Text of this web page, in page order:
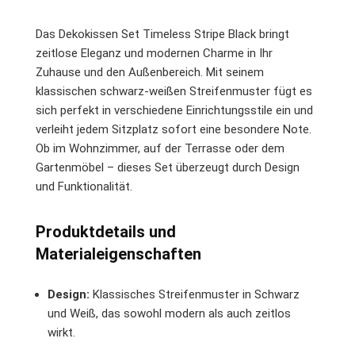
Das Dekokissen Set Timeless Stripe Black bringt
zeitlose Eleganz und modernen Charme in Ihr
Zuhause und den Außenbereich. Mit seinem
klassischen schwarz-weißen Streifenmuster fügt es
sich perfekt in verschiedene Einrichtungsstile ein und
verleiht jedem Sitzplatz sofort eine besondere Note.
Ob im Wohnzimmer, auf der Terrasse oder dem
Gartenmöbel – dieses Set überzeugt durch Design
und Funktionalität.
Produktdetails und
Materialeigenschaften
Design: Klassisches Streifenmuster in Schwarz
und Weiß, das sowohl modern als auch zeitlos
wirkt.